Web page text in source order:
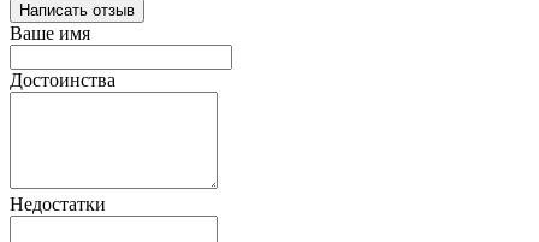
Написать отзыв
Ваше имя
Достоинства
Недостатки